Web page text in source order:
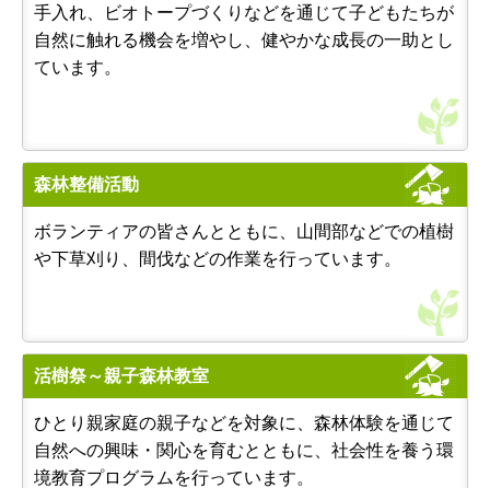
手入れ、ビオトープづくりなどを通じて子どもたちが
自然に触れる機会を増やし、健やかな成長の一助とし
ています。
森林整備活動
ボランティアの皆さんとともに、山間部などでの植樹
や下草刈り、間伐などの作業を行っています。
活樹祭～親子森林教室
ひとり親家庭の親子などを対象に、森林体験を通じて
自然への興味・関心を育むとともに、社会性を養う環
境教育プログラムを行っています。